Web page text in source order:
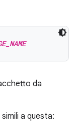
da
a questa: